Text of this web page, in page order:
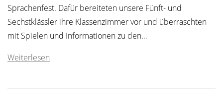
Sprachenfest. Dafür bereiteten unsere Fünft- und
Sechstklässler ihre Klassenzimmer vor und überraschten
mit Spielen und Informationen zu den…
Weiterlesen